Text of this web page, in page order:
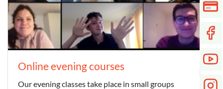
Online evening courses
Our evening classes take place in small groups